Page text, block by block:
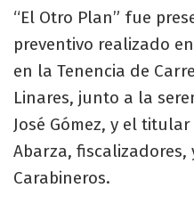
“El Otro Plan” fue
preventivo realizado
en la Tenencia de
Linares, junto a la
José Gómez, y el
Abarza,
Carabineros.